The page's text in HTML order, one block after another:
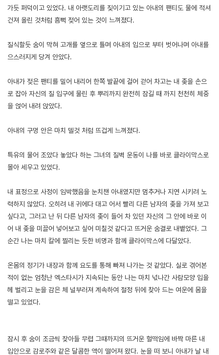
가듯 퍼덕이고 있었다. 내 아랫도리를 짖이기고 있는 아내의 팬티도 물에 적셔
건져 올린 것처럼 흠뻑 젖어 있는 것이 느껴졌다.
질식할듯 숨이 막혀 고개를 옆으로 틀며 아내의 입으로 부터 벗어나며 아내를
으스러지게 당겨 안았다.
아내가 젖은 팬티를 밀어 내리어 한쪽 발끝에 걸어 걷어 차고는 내 좆을 손으
로 잡아 자신의 질 입구에 물린 후 뿌리까지 완전히 잠길 때 까지 천천히 체중
을 얹어 내려 앉았다.
아내의 구멍 안은 마치 델것 처럼 뜨겁게 느껴졌다.
특유의 물어 조았다 놓았다 하는 그녀의 질벽 운동이 나를 바로 클라이막스로
몰아 세우고 있었다.
내 표정으로 사정이 임박했음을 눈치챈 아내였지만 멈추거나 지연 시키려 노
력하지 않았다. 오히려 내 귀에다 대고 어서 빨리 다른 남자의 좆을 가져 보고
싶다고, 그러고 난 뒤 다른 남자의 좆이 들어 차 있던 자신의 그 안에 바로 이
어 내 좆을 미끌어 넣어보고 싶어 미칠것 같다고 뜨거운 숨결로 내뱉었다. 그
순간 나는 마치 칼에 찔리는 듯한 비명과 함께 클라이막스에 다달았다.
온몸의 정기가 내장과 함께 요도를 통해 빠져 나가는 것 같았다. 실로 겪어본
적이 없는 엄청난 엑스타시가 지속되는 동안 나는 마치 넋나간 사람모양 입을
헤 벌리고 눈을 감은 체 널부러져 계속하여 절정 뒤에 찾아 드는 여운에 몸을
떨고 있었다.
잠시 후 숨이 조금씩 잦아들 무렵 그때까지의 뜨거운 헐떡임에 바짝 마른 내
입안으로 감로주와 같은 달콤한 액이 떨어져 왔다. 눈을 떠 보니 아내가 날 내